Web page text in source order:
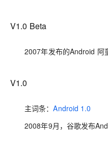
V1.0 Beta
2007年发布的Android 阿
V1.0
主词条：Android 1.0
2008年9月，谷歌发布